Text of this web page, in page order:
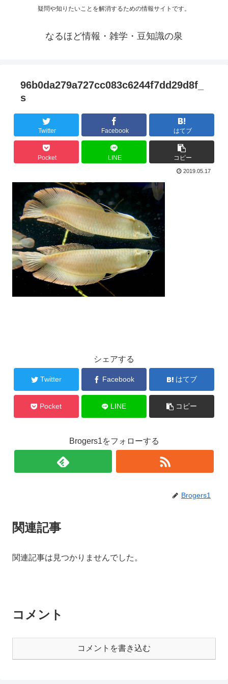
疑問や知りたいことを解消するための情報サイトです。
なるほど情報・雑学・豆知識の泉
96b0da279a727cc083c6244f7dd29d8f_
s
Twitter Facebook はてブ
Pocket LINE コピー
2019.05.17
シェアする
Twitter Facebook はてブ
Pocket LINE コピー
Brogers1をフォローする
Brogers1
関連記事
関連記事は見つかりませんでした。
コメント
コメントを書き込む